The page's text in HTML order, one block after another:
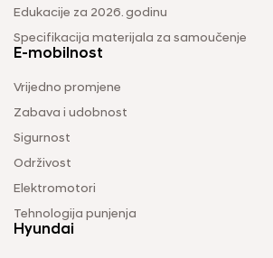
Edukacije za 2026. godinu
Specifikacija materijala za samoučenje
E-mobilnost
Vrijedno promjene
Zabava i udobnost
Sigurnost
Održivost
Elektromotori
Tehnologija punjenja
Hyundai